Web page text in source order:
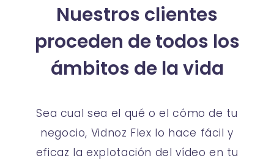
Nuestros clientes
proceden de todos los
ámbitos de la vida
Sea cual sea el qué o el cómo de tu
negocio, Vidnoz Flex lo hace fácil y
eficaz la explotación del vídeo en tu